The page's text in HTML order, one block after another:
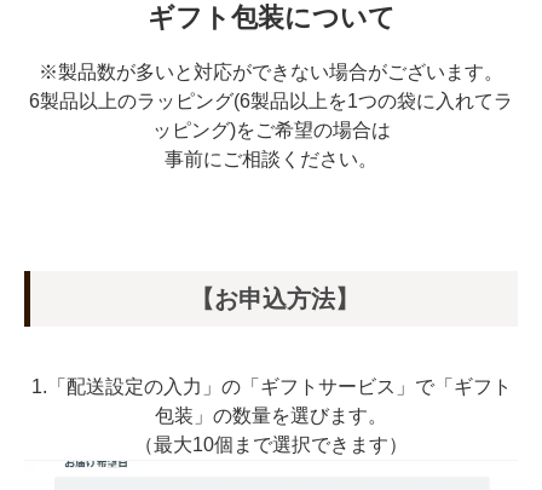
ギフト包装について
※製品数が多いと対応ができない場合がございます。
6製品以上のラッピング(6製品以上を1つの袋に入れてラ
ッピング)をご希望の場合は
事前にご相談ください。
【お申込方法】
1.「配送設定の入力」の「ギフトサービス」で「ギフト
包装」の数量を選びます。
（最大10個まで選択できます）